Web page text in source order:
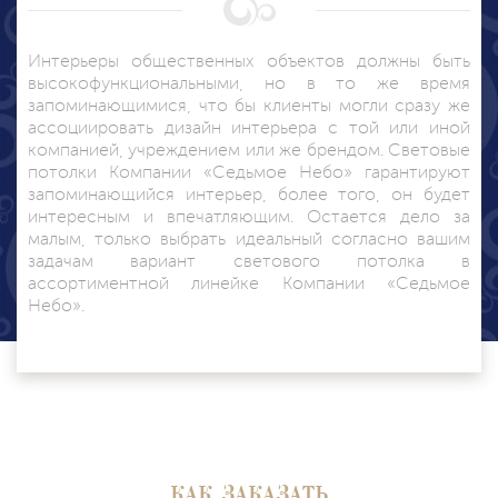
Интерьеры общественных объектов должны быть
высокофункциональными, но в то же время
запоминающимися, что бы клиенты могли сразу же
ассоциировать дизайн интерьера с той или иной
компанией, учреждением или же брендом. Световые
потолки Компании «Седьмое Небо» гарантируют
запоминающийся интерьер, более того, он будет
интересным и впечатляющим. Остается дело за
малым, только выбрать идеальный согласно вашим
задачам вариант светового потолка в
ассортиментной линейке Компании «Седьмое
Небо».
КАК ЗАКАЗАТЬ